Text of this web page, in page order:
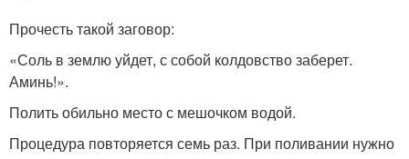
Прочесть такой заговор:
«Соль в землю уйдет, с собой колдовство заберет.
Аминь!».
Полить обильно место с мешочком водой.
Процедура повторяется семь раз. При поливании нужно